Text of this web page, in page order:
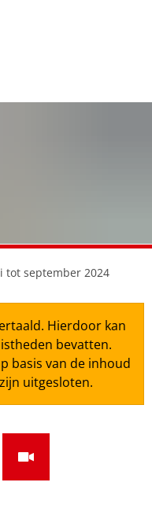
de
tot september 2024
Hierdoor kan
bevatten.
basis van de inhoud
uitgesloten.